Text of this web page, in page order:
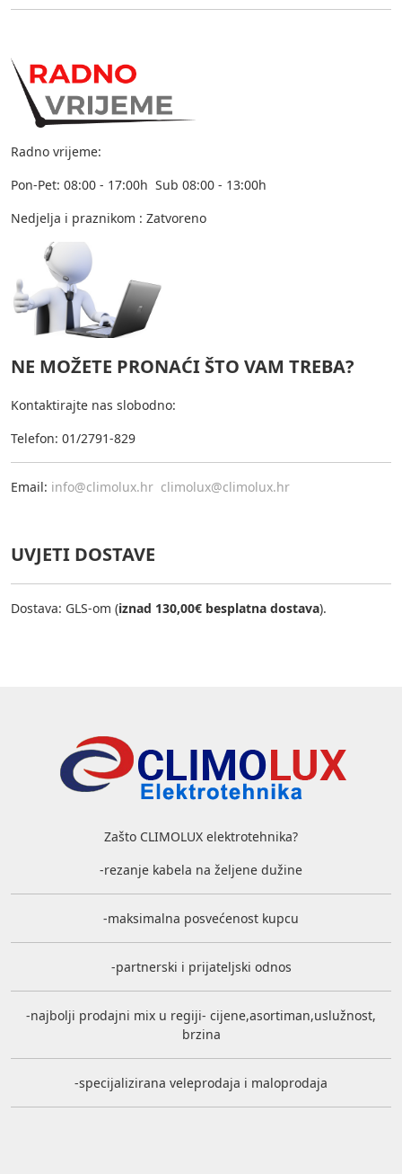
Radno vrijeme:
Pon-Pet: 08:00 - 17:00h Sub 08:00 - 13:00h
Nedjelja i praznikom : Zatvoreno
NE MOŽETE PRONAĆI ŠTO VAM TREBA?
Kontaktirajte nas slobodno:
Telefon: 01/2791-829
Email: info@climolux.hr climolux@climolux.hr
UVJETI DOSTAVE
Dostava: GLS-om (iznad 130,00€ besplatna dostava).
Zašto CLIMOLUX elektrotehnika?
-rezanje kabela na željene dužine
-maksimalna posvećenost kupcu
-partnerski i prijateljski odnos
-najbolji prodajni mix u regiji- cijene,asortiman,uslužnost,
brzina
-specijalizirana veleprodaja i maloprodaja